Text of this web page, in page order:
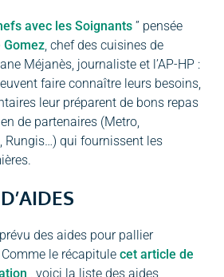
avec les Soignants ” pensée
Gomez, chef des cuisines de
Méjanès, journaliste et l’AP-HP :
faire connaître leurs besoins,
leur préparent de bons repas
de partenaires (Metro,
Rungis…) qui fournissent les
des aides pour pallier
Comme le récapitule cet article de
, voici la liste des aides